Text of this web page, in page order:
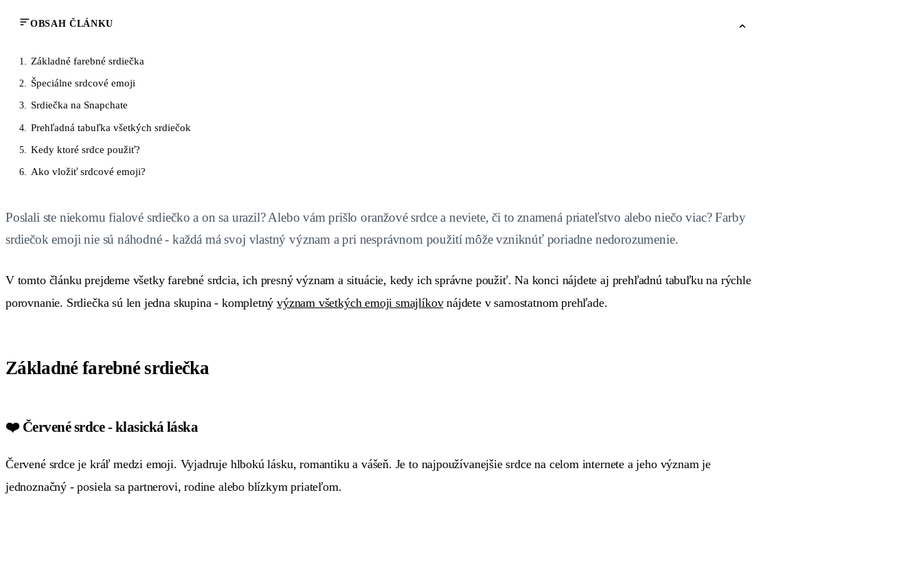
OBSAH ČLÁNKU
1. Základné farebné srdiečka
2. Špeciálne srdcové emoji
3. Srdiečka na Snapchate
4. Prehľadná tabuľka všetkých srdiečok
5. Kedy ktoré srdce použiť?
6. Ako vložiť srdcové emoji?
Poslali ste niekomu fialové srdiečko a on sa urazil? Alebo vám prišlo oranžové srdce a neviete, či to znamená priateľstvo alebo niečo viac? Farby
srdiečok emoji nie sú náhodné - každá má svoj vlastný význam a pri nesprávnom použití môže vzniknúť poriadne nedorozumenie.
V tomto článku prejdeme všetky farebné srdcia, ich presný význam a situácie, kedy ich správne použiť. Na konci nájdete aj prehľadnú tabuľku na rýchle
porovnanie. Srdiečka sú len jedna skupina - kompletnývýznam všetkých emoji smajlíkovnájdete v samostatnom prehľade.
Základné farebné srdiečka
❤️ Červené srdce - klasická láska
Červené srdce je kráľ medzi emoji. Vyjadruje hlbokú lásku, romantiku a vášeň. Je to najpoužívanejšie srdce na celom internete a jeho význam je
jednoznačný - posiela sa partnerovi, rodine alebo blízkym priateľom.